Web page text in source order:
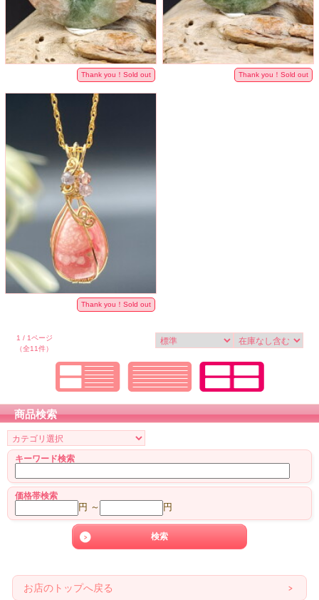
Thank you！Sold out Thank you！Sold out
Thank you！Sold out
1 / 1ページ
（全11件）
商品検索
キーワード検索
価格帯検索
円 ～ 円
お店のトップへ戻る